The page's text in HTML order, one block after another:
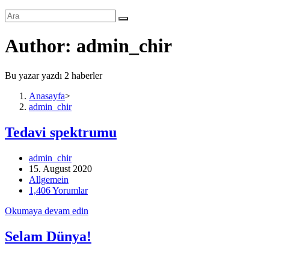
Author: admin_chir
Bu yazar yazdı 2 haberler
Anasayfa>
admin_chir
Tedavi spektrumu
Post
author:
admin_chir
Post
published:
15. August 2020
Post
category:
Allgemein
Post
1,406 Yorumlar
Okumaya devam edin
Selam Dünya!